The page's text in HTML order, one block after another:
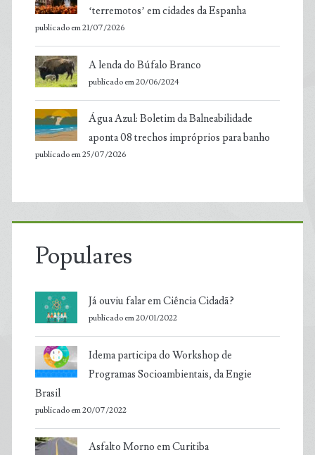
‘terremotos’ em cidades da Espanha
publicado em 21/07/2026
A lenda do Búfalo Branco
publicado em 20/06/2024
Água Azul: Boletim da Balneabilidade
aponta 08 trechos impróprios para banho
publicado em 25/07/2026
Populares
Já ouviu falar em Ciência Cidadã?
publicado em 20/01/2022
Idema participa do Workshop de
Programas Socioambientais, da Engie
Brasil
publicado em 20/07/2022
Asfalto Morno em Curitiba